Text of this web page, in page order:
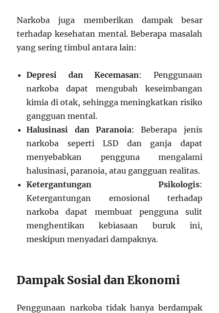
Narkoba juga memberikan dampak besar
terhadap kesehatan mental. Beberapa masalah
yang sering timbul antara lain:
Depresi dan Kecemasan: Penggunaan
narkoba dapat mengubah keseimbangan
kimia di otak, sehingga meningkatkan risiko
gangguan mental.
Halusinasi dan Paranoia: Beberapa jenis
narkoba seperti LSD dan ganja dapat
menyebabkan pengguna mengalami
halusinasi, paranoia, atau gangguan realitas.
Ketergantungan Psikologis:
Ketergantungan emosional terhadap
narkoba dapat membuat pengguna sulit
menghentikan kebiasaan buruk ini,
meskipun menyadari dampaknya.
Dampak Sosial dan Ekonomi
Penggunaan narkoba tidak hanya berdampak